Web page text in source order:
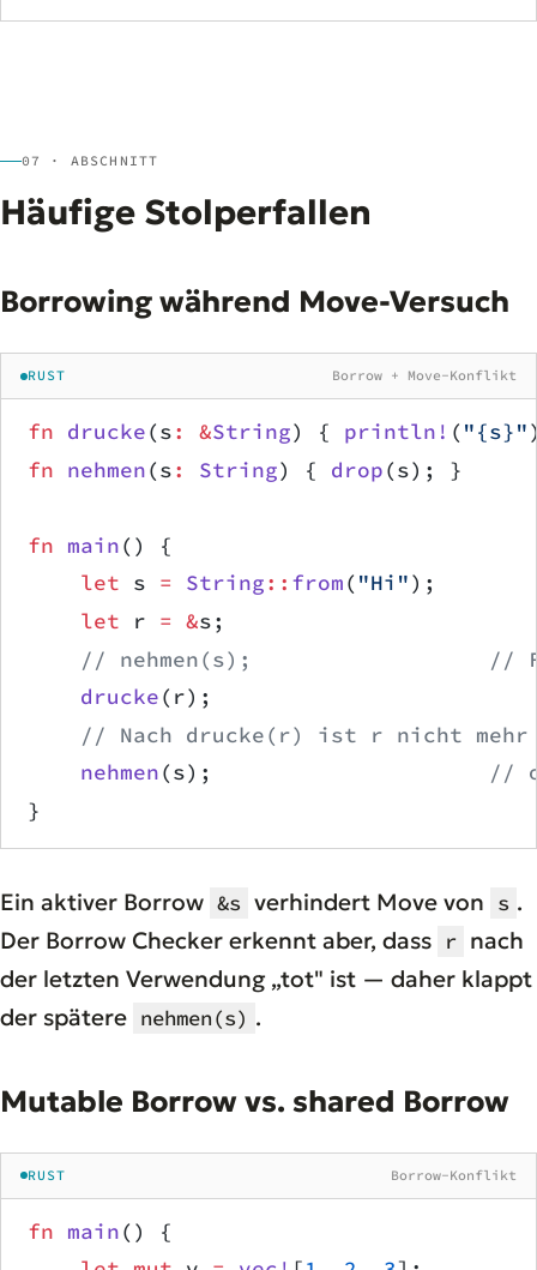
07 · ABSCHNITT
Häufige Stolperfallen
Borrowing während Move-Versuch
RUST Borrow + Move-Konflikt
fn drucke(s: &String) { println! ( "{s}"
fn nehmen(s: String) { drop(s); }
fn main() {
    let
s = String:: from( "Hi");
    let
r = &s;
// nehmen(s);                  //
    drucke
(r);
// Nach drucke(r) ist r nicht
    nehmen
(s); //
}
Ein aktiver Borrow &s verhindert Move von s .
Der Borrow Checker erkennt aber, dass r nach
der letzten Verwendung „tot" ist — daher klappt
der spätere nehmen(s) .
Mutable Borrow vs. shared Borrow
RUST Borrow-Konflikt
fn main() {